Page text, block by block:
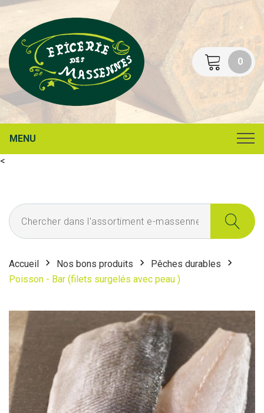
0
MENU
<
Chercher dans l'assortiment e-massennes
Accueil Nos bons produits
Pêches durables
Poisson - Bar (filets surgelés avec peau )